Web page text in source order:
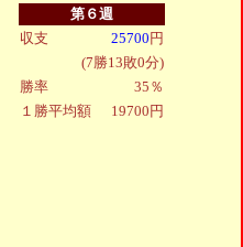
第６週
収支
25700 円
(7勝13敗0分)
勝率
35％
１勝平均額
19700円